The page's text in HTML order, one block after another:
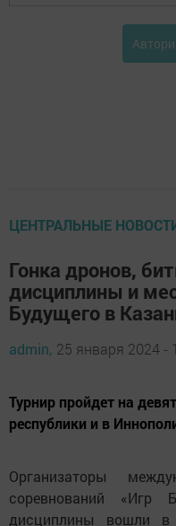
ЦЕНТРАЛЬНЫЕ
Гонка дронов,
дисциплины и
Будущего в
admin, 25 января 2024 -
Турнир пройдет на
республики и в
Организаторы
соревнований «Игр
дисциплины вошли в